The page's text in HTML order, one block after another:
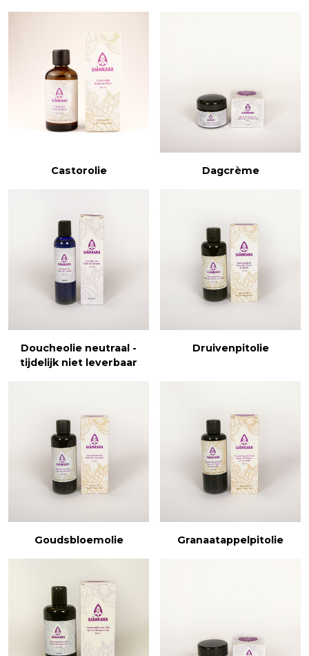
Castorolie Dagcrème
Doucheolie neutraal -
tijdelijk niet leverbaar
Druivenpitolie
Goudsbloemolie Granaatappelpitolie